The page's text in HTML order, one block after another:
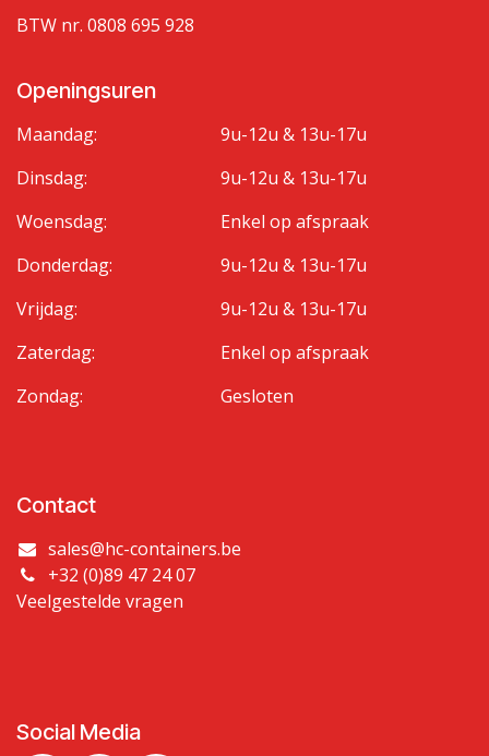
BTW nr. 0808 695 928
Openingsuren
Maandag:
Dinsdag:
Woensdag:
Donderdag:
Vrijdag:
Zaterdag:
Zondag:
9u-12u & 13u-17u
9u-12u & 13u-17u
Enkel op afspraak
9u-12u & 13u-17u
9u-12u & 13u-17u
Enkel op afspraak
Gesloten
Contact
sales@hc-containers.be
+32 (0)89 47 24 07
Veelgestelde vragen
Social Media